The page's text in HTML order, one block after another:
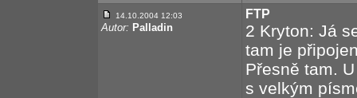
14.10.2004 12:03
Autor: Palladin
FTP
2 Kryton: Já
tam je
Přesně tam.
s velkým